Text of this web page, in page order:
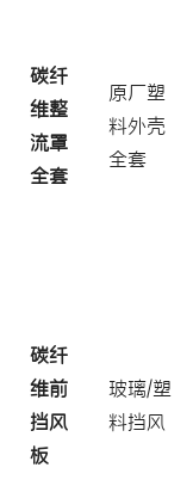
碳纤
维整
流罩
全套
原厂塑
料外壳
全套
碳纤
维前
挡风
板
玻璃/塑
料挡风